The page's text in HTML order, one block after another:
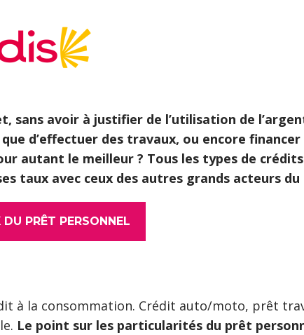
sans avoir à justifier de l’utilisation de
d’effectuer des travaux, ou encore
autant le meilleur ? Tous les types de
taux avec ceux des autres grands acteurs
PRÊT PERSONNEL
à la consommation. Crédit auto/moto, prêt
Le point sur les particularités du prêt